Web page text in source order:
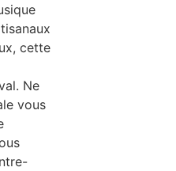
cette
Ne
vous